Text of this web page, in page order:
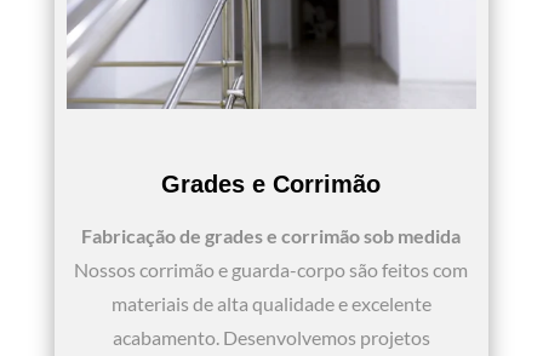
Grades e Corrimão
Fabricação de grades e corrimão sob medida
Nossos corrimão e guarda-corpo são feitos com
materiais de alta qualidade e excelente
acabamento. Desenvolvemos projetos